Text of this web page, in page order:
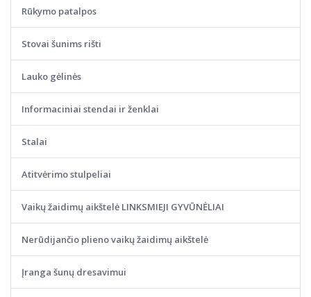
Rūkymo patalpos
Stovai šunims rišti
Lauko gėlinės
Informaciniai stendai ir ženklai
Stalai
Atitvėrimo stulpeliai
Vaikų žaidimų aikštelė LINKSMIEJI GYVŪNĖLIAI
Nerūdijančio plieno vaikų žaidimų aikštelė
Įranga šunų dresavimui